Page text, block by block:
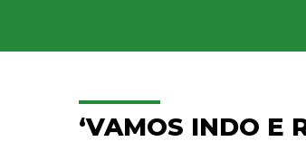
‘VAMOS INDO E